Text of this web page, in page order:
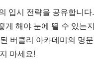
입시 전략을 공유합니다.
게 해야 눈에 띌 수 있는지
버클리 아카데미의 명문
마세요!